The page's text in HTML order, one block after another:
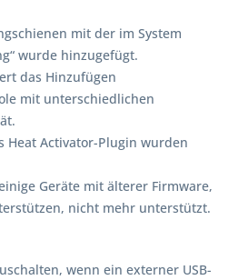
mit der im System
wurde hinzugefügt.
das Hinzufügen
mit unterschiedlichen
Heat Activator-Plugin wurden
Geräte mit älterer Firmware,
nicht mehr unterstützt.
wenn ein externer USB-